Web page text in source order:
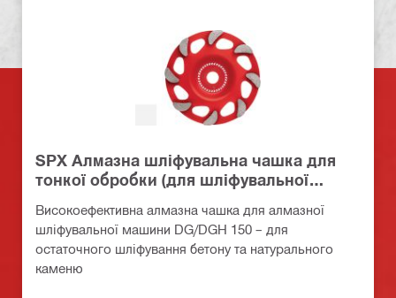
SPX Алмазна шліфувальна чашка для
тонкої обробки (для шліфувальної
Високоефективна алмазна чашка для алмазної
шліфувальної машини DG/DGH 150 – для
остаточного шліфування бетону та натурального
каменю